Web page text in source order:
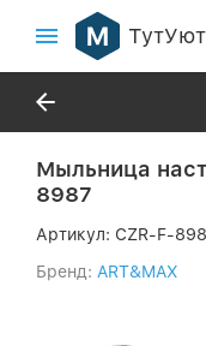
ТутУют
Мыльница
8987
Артикул: CZR-F-
Бренд: ART&MAX